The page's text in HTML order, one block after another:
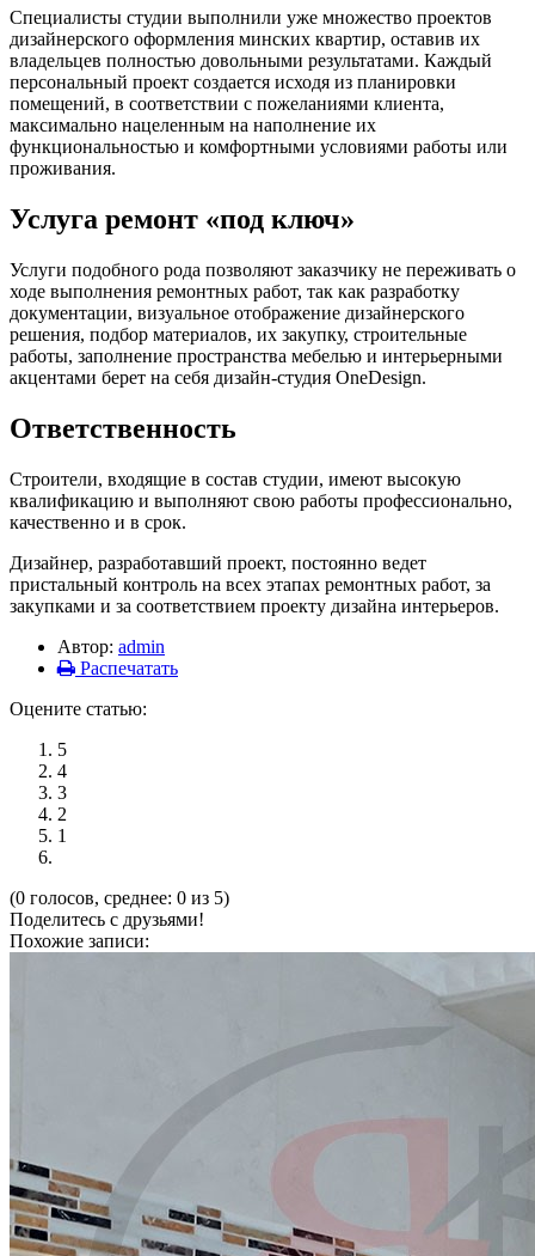
Специалисты студии выполнили уже множество проектов
дизайнерского оформления минских квартир, оставив их
владельцев полностью довольными результатами. Каждый
персональный проект создается исходя из планировки
помещений, в соответствии с пожеланиями клиента,
максимально нацеленным на наполнение их
функциональностью и комфортными условиями работы или
проживания.
Услуга ремонт «под ключ»
Услуги подобного рода позволяют заказчику не переживать о
ходе выполнения ремонтных работ, так как разработку
документации, визуальное отображение дизайнерского
решения, подбор материалов, их закупку, строительные
работы, заполнение пространства мебелью и интерьерными
акцентами берет на себя дизайн-студия OneDesign.
Ответственность
Строители, входящие в состав студии, имеют высокую
квалификацию и выполняют свою работы профессионально,
качественно и в срок.
Дизайнер, разработавший проект, постоянно ведет
пристальный контроль на всех этапах ремонтных работ, за
закупками и за соответствием проекту дизайна интерьеров.
Автор: admin
Распечатать
Оцените статью:
5
4
3
2
1
(0 голосов, среднее: 0 из 5)
Поделитесь с друзьями!
Похожие записи: